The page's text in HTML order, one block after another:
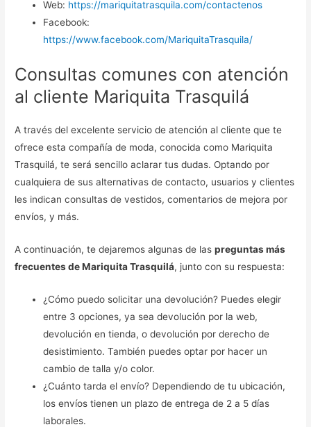
Web: https://mariquitatrasquila.com/contactenos
Facebook:
https://www.facebook.com/MariquitaTrasquila/
Consultas comunes con atención
al cliente Mariquita Trasquilá
A través del excelente servicio de atención al cliente que te
ofrece esta compañía de moda, conocida como Mariquita
Trasquilá, te será sencillo aclarar tus dudas. Optando por
cualquiera de sus alternativas de contacto, usuarios y clientes
les indican consultas de vestidos, comentarios de mejora por
envíos, y más.
A continuación, te dejaremos algunas de laspreguntas más
frecuentes de Mariquita Trasquilá, junto con su respuesta:
¿Cómo puedo solicitar una devolución? Puedes elegir
entre 3 opciones, ya sea devolución por la web,
devolución en tienda, o devolución por derecho de
desistimiento. También puedes optar por hacer un
cambio de talla y/o color.
¿Cuánto tarda el envío? Dependiendo de tu ubicación,
los envíos tienen un plazo de entrega de 2 a 5 días
laborales.